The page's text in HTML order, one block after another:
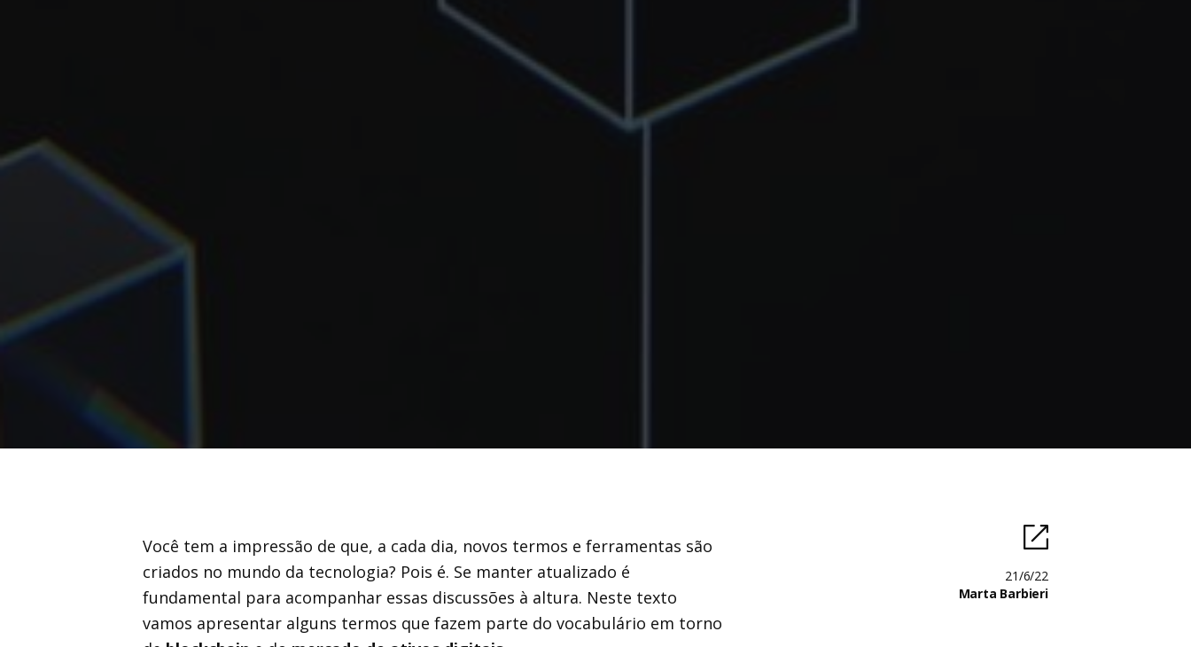
Você tem a impressão de que, a cada dia, novos termos e ferramentas são
criados no mundo da tecnologia? Pois é. Se manter atualizado é
fundamental para acompanhar essas discussões à altura. Neste texto
vamos apresentar alguns termos que fazem parte do vocabulário em torno
21/6/22
Marta Barbieri